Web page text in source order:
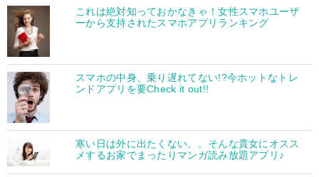
これは絶対知っておかなきゃ！女性スマホユーザ
ーから支持されたスマホアプリランキング
スマホの中身、乗り遅れてない!?今ホットなトレ
ンドアプリを要Check it out!!
寒い日は外に出たくない。。そんな貴女にオスス
メするお家でまったりマンガ読み放題アプリ♪